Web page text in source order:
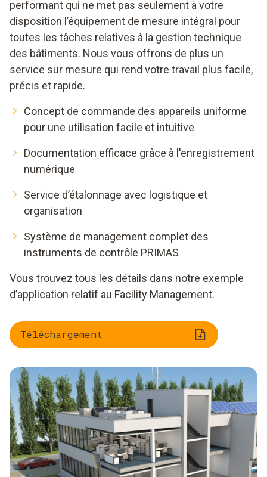
performant qui ne met pas seulement à votre
disposition l’équipement de mesure intégral pour
toutes les tâches relatives à la gestion technique
des bâtiments. Nous vous offrons de plus un
service sur mesure qui rend votre travail plus facile,
précis et rapide.
Concept de commande des appareils uniforme
pour une utilisation facile et intuitive
Documentation efficace grâce à l'enregistrement
numérique
Service d’étalonnage avec logistique et
organisation
Système de management complet des
instruments de contrôle PRIMAS
Vous trouvez tous les détails dans notre exemple
d’application relatif au Facility Management.
Téléchargement